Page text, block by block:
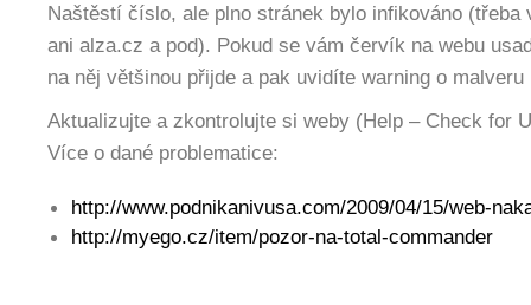
Naštěstí číslo, ale plno stránek bylo infikováno (třeba
ani alza.cz a pod). Pokud se vám červík na webu
na něj většinou přijde a pak uvidíte warning o
Aktualizujte a zkontrolujte si weby (Help – Check for
Více o dané problematice:
http://www.podnikanivusa.com/2009/04/15/web-
http://myego.cz/item/pozor-na-total-commander